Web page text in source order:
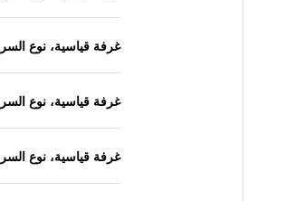
غرفة قياسية، نوع
غرفة قياسية، نوع
غرفة قياسية، نوع